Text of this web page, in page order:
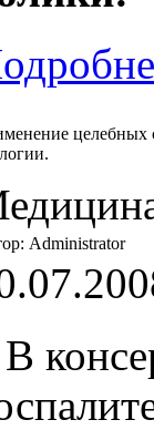
целебных
Administrator
В